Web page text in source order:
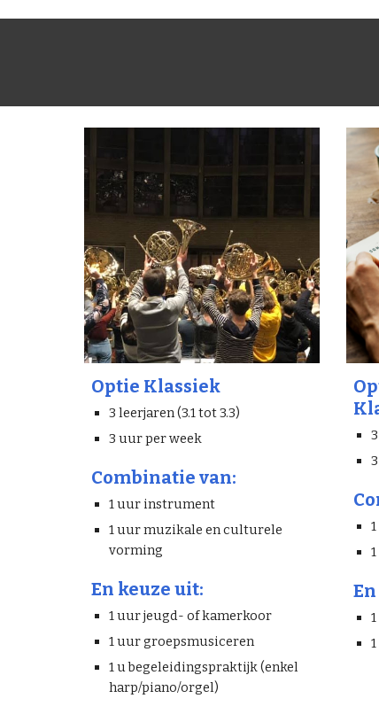
Optie Klassiek
3 leerjaren (3.1 tot 3.3)
3 uur per week
Combinatie van:
1 uur instrument
1 uur muzikale en culturele
vorming
En keuze uit:
1 uur jeugd- of kamerkoor
1 uur groepsmusiceren
1 u begeleidingspraktijk (enkel
harp/piano/orgel)